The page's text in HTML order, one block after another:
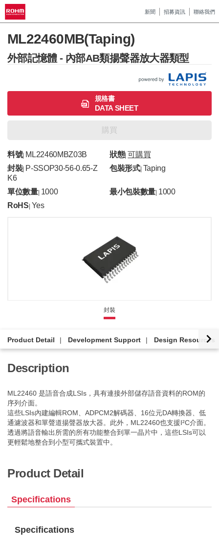
新聞 招募資訊 聯絡我們
ML22460MB(Taping)
外部記憶體 - 內部AB類揚聲器放大器類型
規格書
DATA SHEET
購買
料號| ML22460MBZ03B 狀態| 可購買
封裝| P-SSOP30-56-0.65-Z
K6
包裝形式| Taping
單位數量| 1000 最小包裝數量 1000
RoHS Yes
封裝
Product Detail Development Support Design Resources
Description
ML22460 是語音合成LSIs，具有連接外部儲存語音資料的ROM的
序列介面。
這些LSIs內建編輯ROM、ADPCM2解碼器、16位元DA轉換器、低
通濾波器和單聲道揚聲器放大器。此外，ML22460也支援I²C介面。
透過將語音輸出所需的所有功能整合到單一晶片中，這些LSIs可以
更輕鬆地整合到小型可攜式裝置中。
Product Detail
Specifications
Specifications